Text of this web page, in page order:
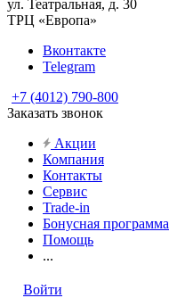
ул. Театральная, д. 30
ТРЦ «Европа»
Вконтакте
Telegram
+7 (4012) 790-800
Заказать звонок
Акции
Компания
Контакты
Сервис
Trade-in
Бонусная программа
Помощь
...
Войти